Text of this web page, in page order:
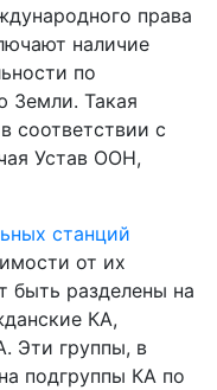
права
наличие
по
Земли. Такая
соответствии с
Устав ООН,
станций
от их
быть разделены на
КА,
Эти группы, в
подгруппы КА по